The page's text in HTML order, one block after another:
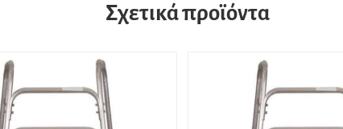
Σχετικά προϊόντα